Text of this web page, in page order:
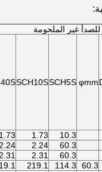
للصدأ غير الملحومة
φmm
SCH5S
SCH10S
10.3
1.73
1.73
60.3
2.24
2.24
60.3
2.31
2.31
60.3
114.3
219.1